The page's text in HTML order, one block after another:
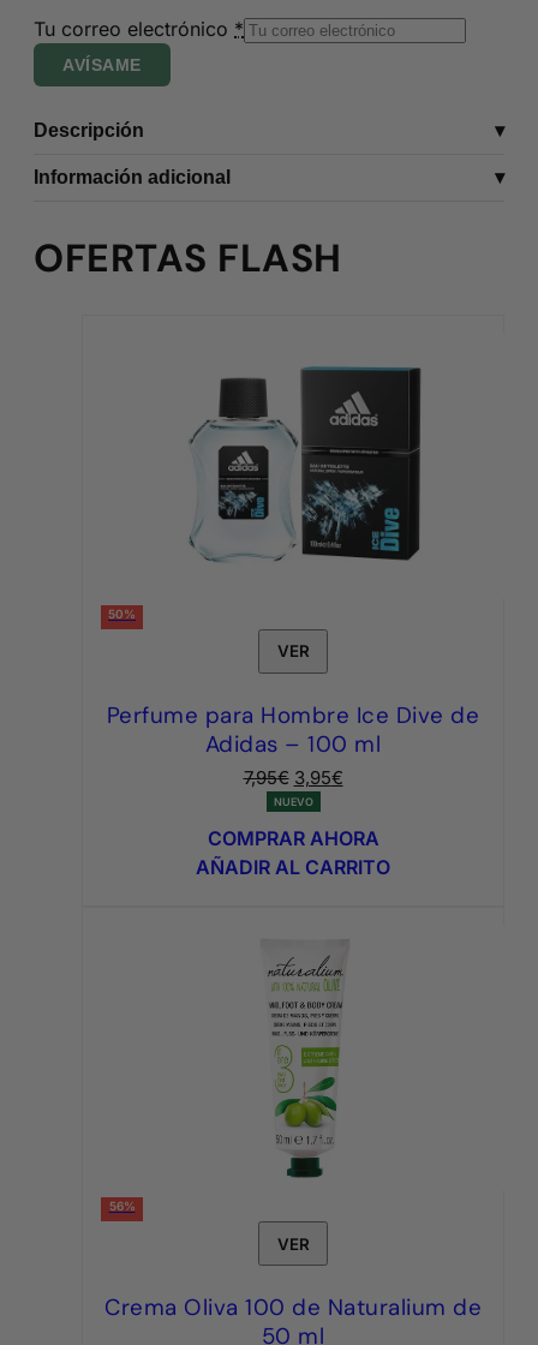
Tu correo electrónico *
AVÍSAME
Descripción
Información adicional
OFERTAS FLASH
50%
VER
Perfume para Hombre Ice Dive de
Adidas – 100 ml
7,95€ El
precio
original
era:
3,95€El
actual
es:
NUEVO
COMPRAR AHORA
AÑADIR AL CARRITO
56%
VER
Crema Oliva 100 de Naturalium de
50 ml